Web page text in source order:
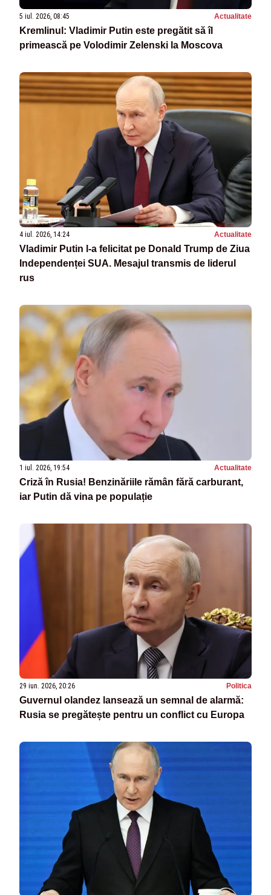
5 iul. 2026, 08:45 Actualitate
Kremlinul: Vladimir Putin este pregătit să îl
primească pe Volodimir Zelenski la Moscova
4 iul. 2026, 14:24 Actualitate
Vladimir Putin l-a felicitat pe Donald Trump de Ziua
Independenței SUA. Mesajul transmis de liderul
rus
1 iul. 2026, 19:54 Actualitate
Criză în Rusia! Benzinăriile rămân fără carburant,
iar Putin dă vina pe populație
29 iun. 2026, 20:26 Politica
Guvernul olandez lansează un semnal de alarmă:
Rusia se pregătește pentru un conflict cu Europa